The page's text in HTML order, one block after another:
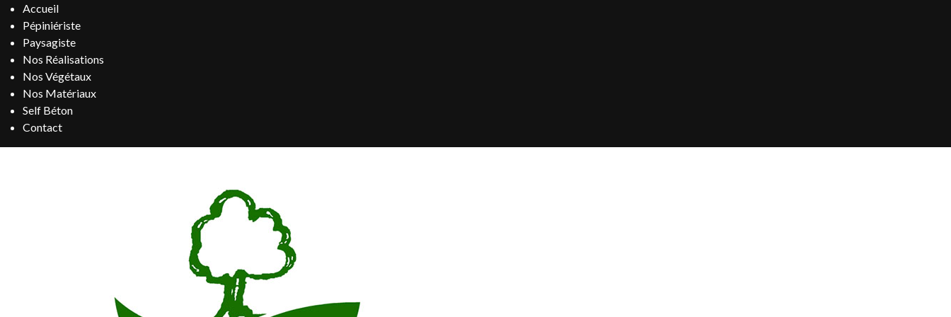
Accueil
Pépiniériste
Paysagiste
Nos Réalisations
Nos Végétaux
Nos Matériaux
Self Béton
Contact